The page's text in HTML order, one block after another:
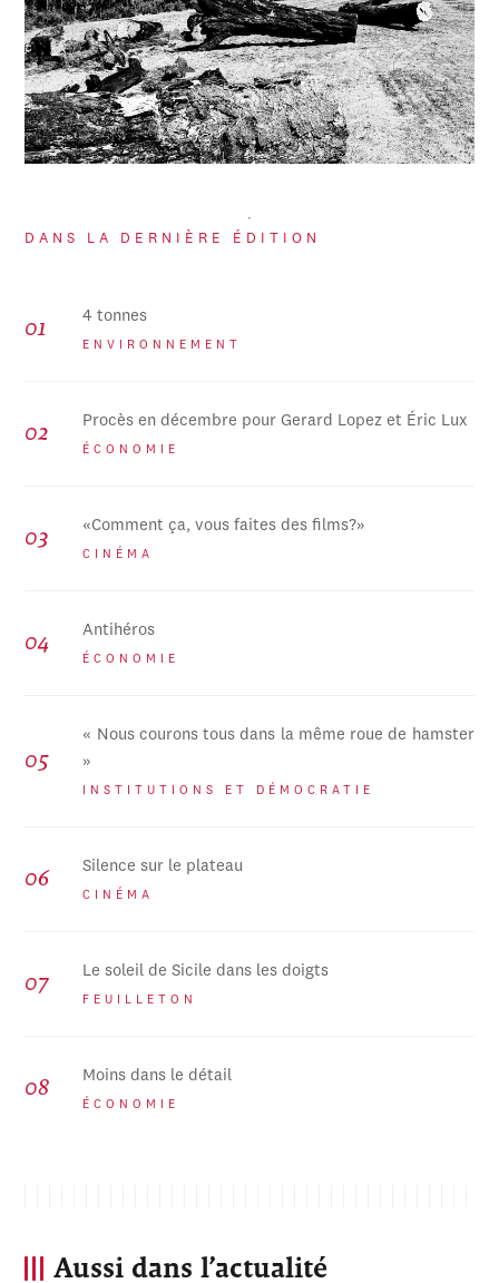
DANS LA DERNIÈRE ÉDITION
4 tonnes
ENVIRONNEMENT
Procès en décembre pour Gerard Lopez et Éric Lux
ÉCONOMIE
«Comment ça, vous faites des films?»
CINÉMA
Antihéros
ÉCONOMIE
« Nous courons tous dans la même roue de hamster
»
INSTITUTIONS ET DÉMOCRATIE
Silence sur le plateau
CINÉMA
Le soleil de Sicile dans les doigts
FEUILLETON
Moins dans le détail
ÉCONOMIE
Aussi dans l’actualité